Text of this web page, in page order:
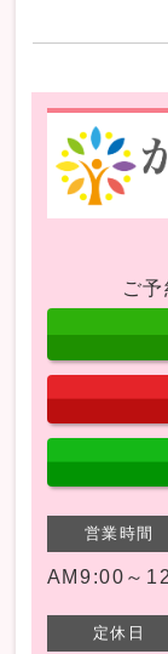
ご
営業時間
AM9:00～
定休日